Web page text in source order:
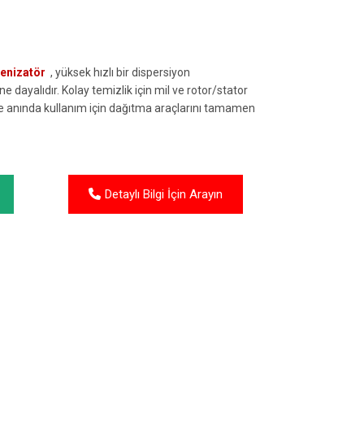
, yüksek hızlı bir dispersiyon
dayalıdır. Kolay temizlik için mil ve rotor/stator
kullanım için dağıtma araçlarını tamamen
Detaylı Bilgi İçin Arayın